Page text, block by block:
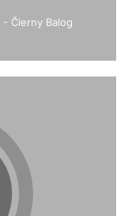
Čierny Balog